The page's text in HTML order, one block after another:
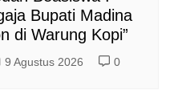
Bupati Madina
di Warung Kopi”
9 Agustus 2026 0